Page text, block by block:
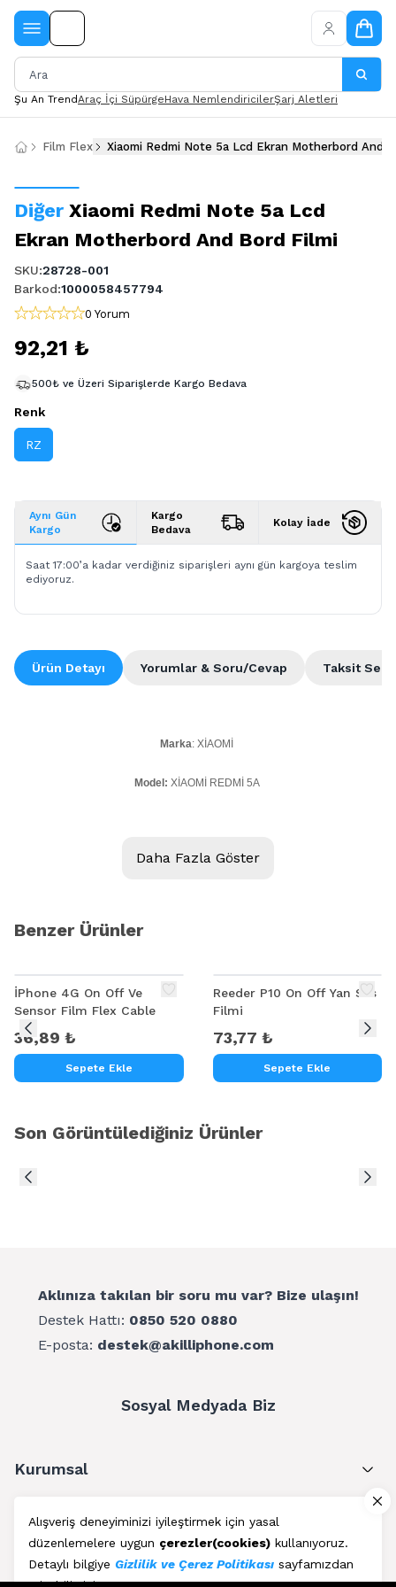
Alışveriş deneyiminizi iyileştirmek için yasal
düzenlemelere uygun çerezler(cookies) kullanıyoruz.
Detaylı bilgiye Gizlilik ve Çerez Politikası sayfamızdan
Şu An TrendAraç İçi SüpürgeHava NemlendiricilerŞarj Aletleri
Film Flex Xiaomi Redmi Note 5a Lcd Ekran Motherbord And
Diğer Xiaomi Redmi Note 5a Lcd
Ekran Motherbord And Bord Filmi
SKU:28728-001
Barkod:1000058457794
0 Yorum
92,21 ₺
500₺ ve Üzeri Siparişlerde Kargo Bedava
Renk
RZ
Aynı Gün
Kargo
Kargo
Bedava
Kolay İade
Saat 17:00’a kadar verdiğiniz siparişleri aynı gün kargoya teslim
ediyoruz.
Ürün Detayı Taksit
Yorumlar & Soru/Cevap
Marka: XİAOMİ
Model: XİAOMİ REDMİ 5A
XİAOMİ REDMİ 5A MOTHERBORD AND BORD FİLMİ
Daha Fazla Göster
Benzer Ürünler
İPhone 4G On Off Ve
Sensor Film Flex Cable
36,89 ₺
Sepete Ekle
Reeder P10 On Off Yan Ses
Filmi
73,77 ₺
Sepete Ekle
Son Görüntülediğiniz Ürünler
Aklınıza takılan bir soru mu var? Bize ulaşın!
Destek Hattı: 0850 520 0880
E-posta: destek@akilliphone.com
Sosyal Medyada Biz
Kurumsal
Müşteri Hizmetleri
Üyelik